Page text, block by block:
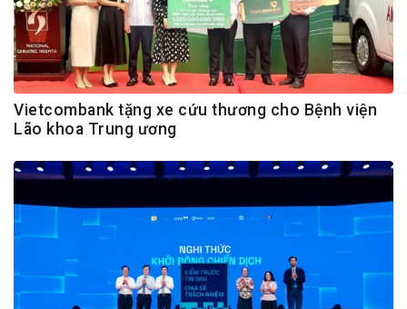
Vietcombank tặng xe cứu thương cho Bệnh viện
Lão khoa Trung ương